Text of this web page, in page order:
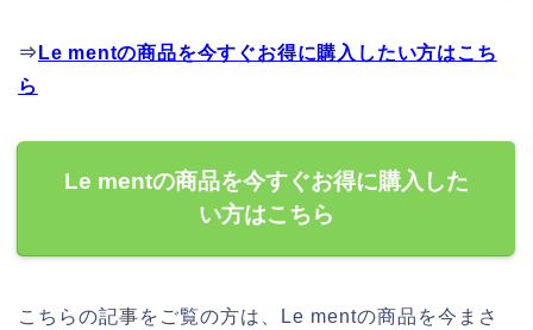
⇒ Le mentの商品を今すぐお得に購入したい方はこち
ら
Le mentの商品を今すぐお得に購入した
い方はこちら
こちらの記事をご覧の方は、Le mentの商品を今まさ